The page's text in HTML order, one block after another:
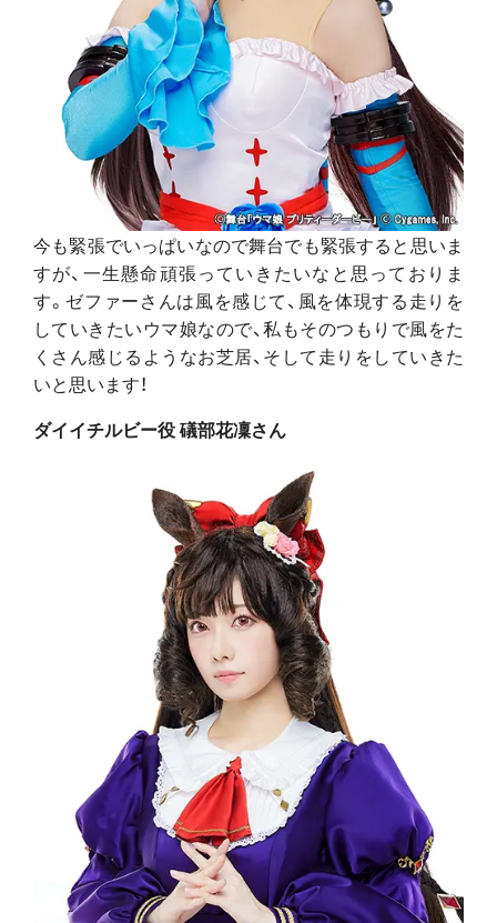
今も緊張でいっぱいなので舞台でも緊張すると思いま
すが、一生懸命頑張っていきたいなと思っておりま
す。ゼファーさんは風を感じて、風を体現する走りを
していきたいウマ娘なので、私もそのつもりで風をた
くさん感じるようなお芝居、そして走りをしていきた
いと思います！
ダイイチルビー役 礒部花凜さん